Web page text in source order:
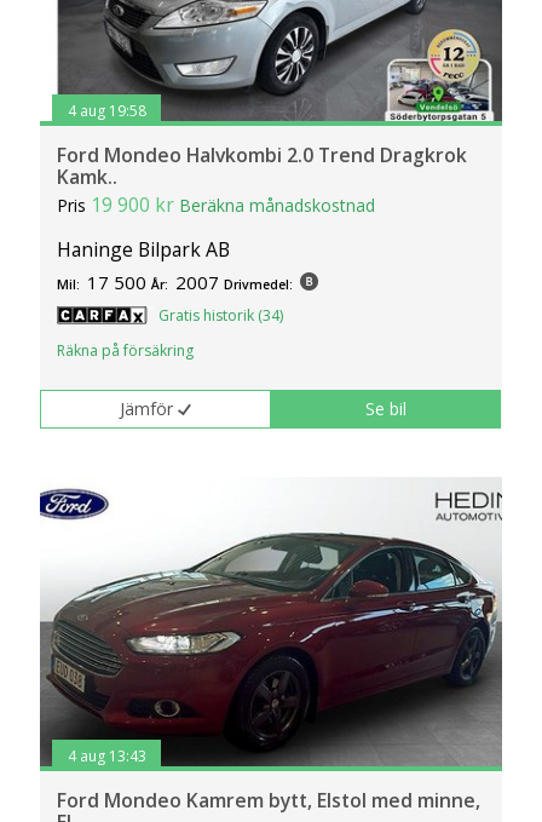
4 aug 19:58
Ford Mondeo Halvkombi 2.0 Trend Dragkrok
Kamk..
Pris 19 900 kr Beräkna månadskostnad
Haninge Bilpark AB
Mil: 17 500 År: 2007 Drivmedel:
Gratis historik (34)
Räkna på försäkring
Jämför Se bil
4 aug 13:43
Ford Mondeo Kamrem bytt, Elstol med minne,